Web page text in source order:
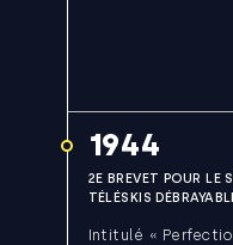
1944
2E BREVET POUR LE
TÉLÉSKIS
Intitulé «